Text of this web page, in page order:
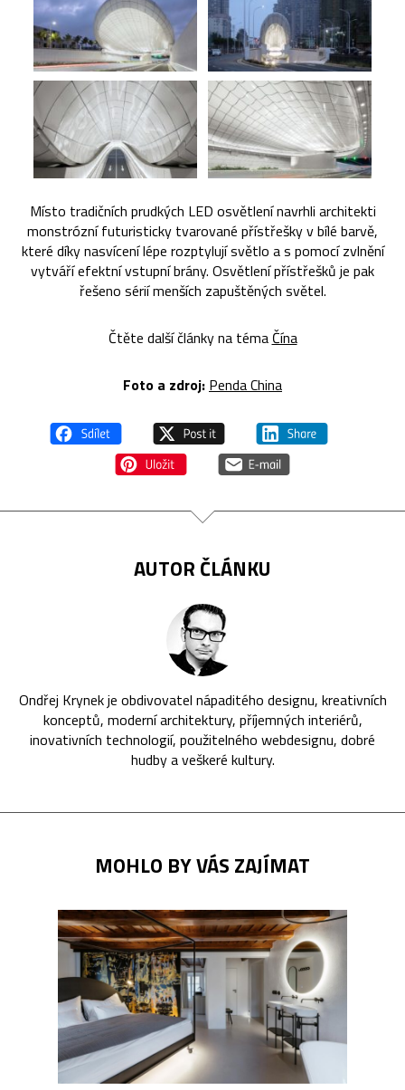
Místo tradičních prudkých LED osvětlení navrhli architekti
monstrózní futuristicky tvarované přístřešky v bílé barvě,
které díky nasvícení lépe rozptylují světlo a s pomocí zvlnění
vytváří efektní vstupní brány. Osvětlení přístřešků je pak
řešeno sérií menších zapuštěných světel.
Čtěte další články na téma Čína
Foto a zdroj: Penda China
AUTOR ČLÁNKU
Ondřej Krynek je obdivovatel nápaditého designu, kreativních
konceptů, moderní architektury, příjemných interiérů,
inovativních technologií, použitelného webdesignu, dobré
hudby a veškeré kultury.
MOHLO BY VÁS ZAJÍMAT